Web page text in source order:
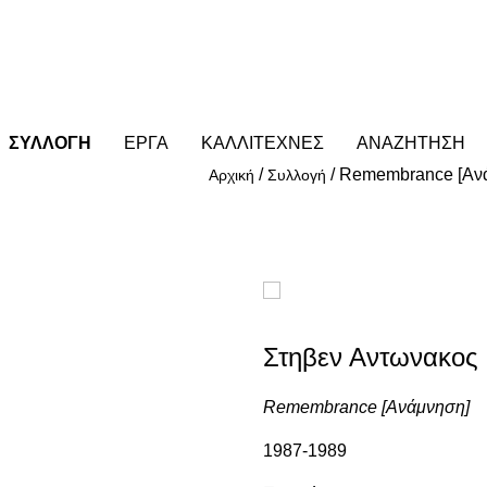
ΣΥΛΛΟΓΗ ΕΡΓΑ ΚΑΛΛΙΤΕΧΝΕΣ ΑΝΑΖΗΤΗΣΗ
Αρχική /Συλλογή / Remembrance
Στηβεν Αντωνακος
Remembrance [Ανάμνηση]
1987-1989